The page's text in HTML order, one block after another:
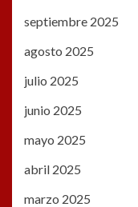
septiembre 2025
agosto 2025
julio 2025
junio 2025
mayo 2025
abril 2025
marzo 2025